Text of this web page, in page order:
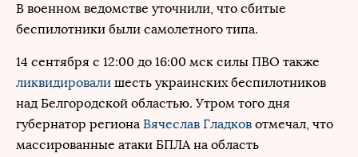
В военном ведомстве уточнили, что сбитые
беспилотники были самолетного типа.
14 сентября с 12:00 до 16:00 мск силы ПВО также
ликвидировали шесть украинских беспилотников
над Белгородской областью. Утром того дня
губернатор региона Вячеслав Гладков отмечал, что
массированные атаки БПЛА на область